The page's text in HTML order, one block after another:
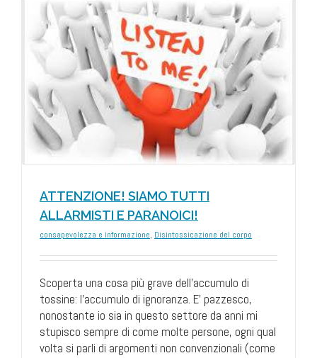
ATTENZIONE! SIAMO TUTTI
ALLARMISTI E PARANOICI!
consapevolezza e informazione, Disintossicazione del corpo
Scoperta una cosa più grave dell’accumulo di
tossine: l'accumulo di ignoranza. E’ pazzesco,
nonostante io sia in questo settore da anni mi
stupisco sempre di come molte persone, ogni qual
volta si parli di argomenti non convenzionali (come